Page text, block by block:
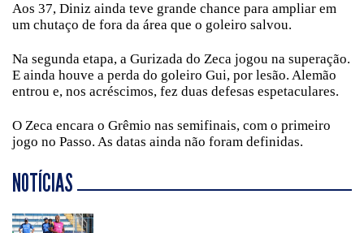
Aos 37, Diniz ainda teve grande chance para ampliar em
um chutaço de fora da área que o goleiro salvou.
Na segunda etapa, a Gurizada do Zeca jogou na superação.
E ainda houve a perda do goleiro Gui, por lesão. Alemão
entrou e, nos acréscimos, fez duas defesas espetaculares.
O Zeca encara o Grêmio nas semifinais, com o primeiro
jogo no Passo. As datas ainda não foram definidas.
NOTÍCIAS